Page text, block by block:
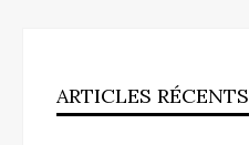
ARTICLES RÉCENTS